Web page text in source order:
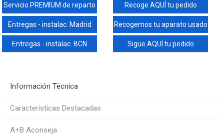
Servicio PREMIUM de reparto Recoge AQUÍ tu pedido
Entregas - instalac. Madrid Recogemos tu aparato usado
Entregas - instalac. BCN Sigue AQUÍ tu pedido
Información Técnica
Caracteristicas Destacadas
A+B Aconseja